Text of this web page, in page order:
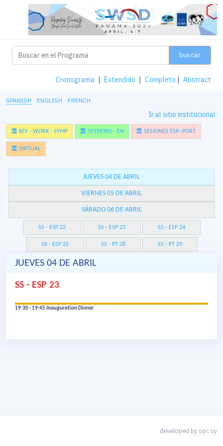
buscar
Cronograma | Extendido | Completo | Abstract
SPANISH ENGLISH FRENCH
Ir al sitio institucional
KEY - WORK - SYMP SESSIONS - EN SESIONES ESP- PORT
VIRTUAL
JUEVES 04 DE ABRIL
VIERNES 05 DE ABRIL
SÁBADO 06 DE ABRIL
SS - ESP 22 SS - ESP 23 SS - ESP 24
SS - ESP 25 SS - PT 28 SS - PT 29
JUEVES 04 DE ABRIL
SS - ESP 23
19:30 - 19:45 Inauguration Dinner
developed by opc.uy